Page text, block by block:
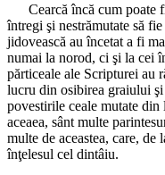
Cearcă încă cum poate
întregi şi nestrămutate să
jidovească au încetat a fi
numai la norod, ci şi la cei
părticeale ale Scripturei au
lucru din osibirea graiului
povestirile ceale mutate din
aceaea, sânt multe
multe de aceastea, care,
înţelesul cel dintâiu.